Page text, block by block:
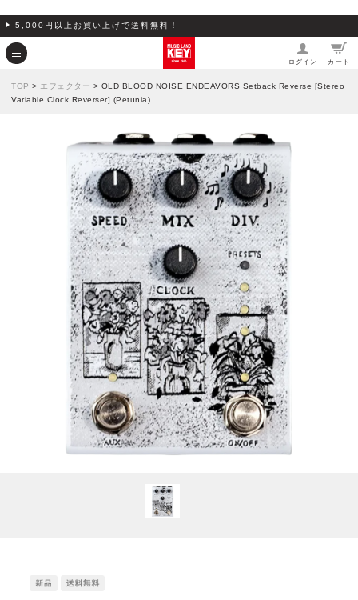
5,000円以上お買い上げで送料無料！
ログイン カート
TOP > エフェクター > OLD BLOOD NOISE ENDEAVORS Setback Reverse [Stereo
Variable Clock Reverser] (Petunia)